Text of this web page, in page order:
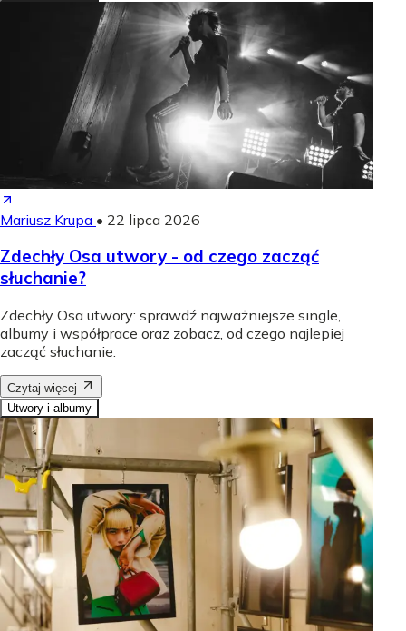
Mariusz Krupa • 22 lipca 2026
Zdechły Osa utwory - od czego zacząć
słuchanie?
Zdechły Osa utwory: sprawdź najważniejsze single,
albumy i współprace oraz zobacz, od czego najlepiej
zacząć słuchanie.
Czytaj więcej
Utwory i albumy